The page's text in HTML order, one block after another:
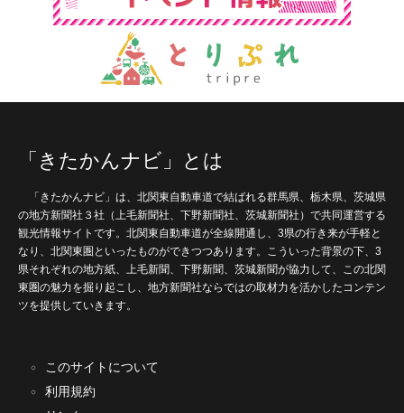
「きたかんナビ」とは
「きたかんナビ」は、北関東自動車道で結ばれる群馬県、栃木県、茨城県
の地方新聞社３社（上毛新聞社、下野新聞社、茨城新聞社）で共同運営する
観光情報サイトです。北関東自動車道が全線開通し、3県の行き来が手軽と
なり、北関東圏といったものができつつあります。こういった背景の下、3
県それぞれの地方紙、上毛新聞、下野新聞、茨城新聞が協力して、この北関
東圏の魅力を掘り起こし、地方新聞社ならではの取材力を活かしたコンテン
ツを提供していきます。
このサイトについて
利用規約